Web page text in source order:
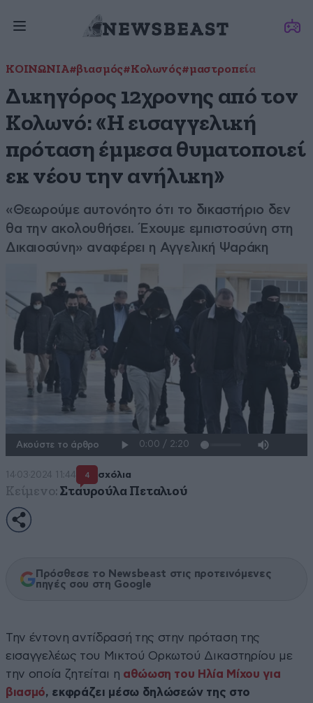
ΚΟΙΝΩΝΙΑ#βιασμός#Κολωνός#μαστροπεία
Δικηγόρος 12χρονης από τον
Κολωνό: «H εισαγγελική
πρόταση έμμεσα θυματοποιεί
εκ νέου την ανήλικη»
«Θεωρούμε αυτονόητο ότι το δικαστήριο δεν
θα την ακολουθήσει. Έχουμε εμπιστοσύνη στη
Δικαιοσύνη» αναφέρει η Αγγελική Ψαράκη
Ακούστε το άρθρο
14·03·2024 11:44 4 σχόλια
Κείμενο: Σταυρούλα Πεταλιού
Πρόσθεσε το Newsbeast στις προτεινόμενες
πηγές σου στη Google
Την έντονη αντίδρασή της στην πρόταση της
εισαγγελέως του Μικτού Ορκωτού Δικαστηρίου με
την οποία ζητείται η αθώωση του Ηλία Μίχου για
βιασμό, εκφράζει μέσω δηλώσεών της στο